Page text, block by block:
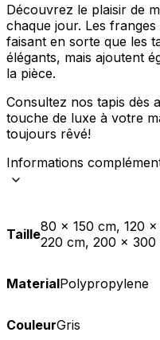
Découvrez le plaisir de
chaque jour. Les
faisant en sorte que les
élégants, mais ajoutent
la pièce.
Consultez nos tapis dès
touche de luxe à votre
toujours rêvé!
Informations
Taille80 x 150 cm, 120
220 cm, 200 x
MaterialPolypropylene
CouleurGris